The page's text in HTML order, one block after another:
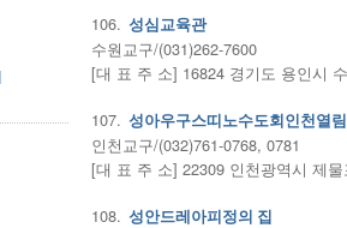
106. 성심교육관
수원교구/(031)262-7600
[대 표 주 소] 16824 경기도 용인시
107. 성아우구스띠노수도회인천열
인천교구/(032)761-0768, 0781
[대 표 주 소] 22309 인천광역시 제
108. 성안드레아피정의 집